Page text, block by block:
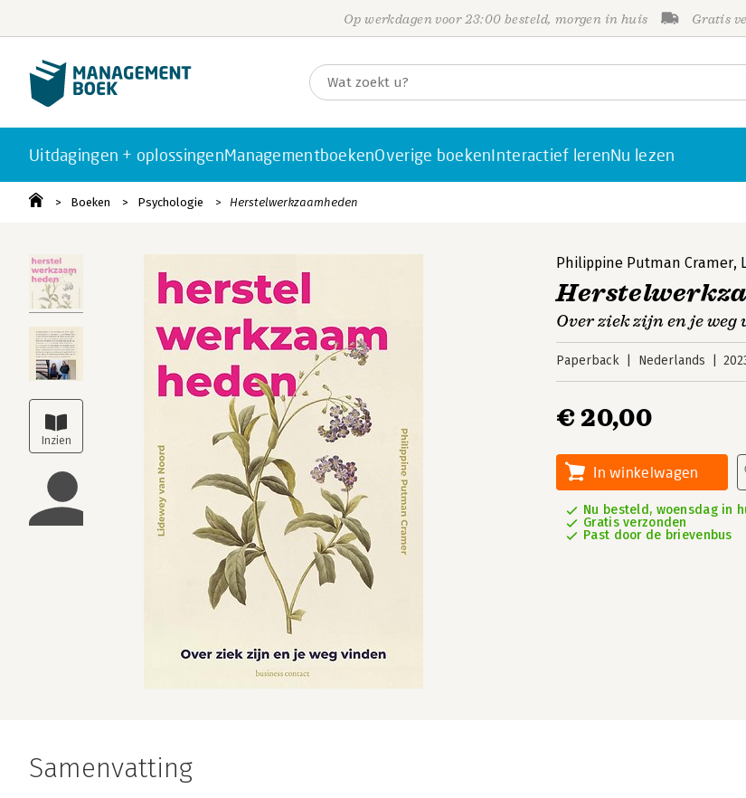
Op werkdagen voor 23:00 besteld, morgen in huis Gratis
Uitdagingen + oplossingenManagementboekenOverige boekenInteractief lerenNu lezen
Boeken Psychologie Herstelwerkzaamheden
Philippine Putman Cramer,
Over ziek zijn en je weg
Paperback Nederlands
€ 20,00
In winkelwagen
Nu besteld, woensdag in
Gratis verzonden
Past door de brievenbus
Samenvatting